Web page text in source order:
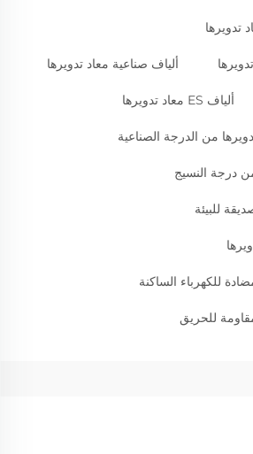
تدويرها
ألياف صناعية معاد تدويرها
ألياف ES معاد تدويرها
من الدرجة الصناعية
درجة النسيج
للبيئة
للكهرباء الساكنة
للحريق